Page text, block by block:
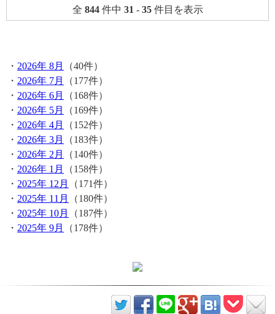
全 844件中 31 - 35件目を表示
・ 2026年 8月
（40件）
・ 2026年 7月
（177件）
・ 2026年 6月
（168件）
・ 2026年 5月
（169件）
・ 2026年 4月
（152件）
・ 2026年 3月
（183件）
・ 2026年 2月
（140件）
・ 2026年 1月
（158件）
・ 2025年 12月
（171件）
・ 2025年 11月
（180件）
・ 2025年 10月
（187件）
・ 2025年 9月 （178件）